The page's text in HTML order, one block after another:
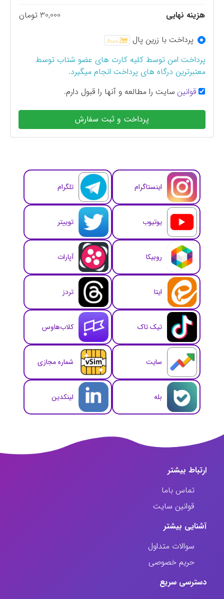
هزینه نهایی
30,000 تومان
پرداخت با زرین پال
پرداخت امن توسط کلیه کارت های عضو شتاب توسط
معتبرترین درگاه های پرداخت انجام میگیرد.
قوانین سایت را مطالعه و آنها را قبول دارم.
پرداخت و ثبت سفارش
اینستاگرام تلگرام
یوتیوب توییتر
روبیکا آپارات
ایتا تردز
تیک تاک کلاب‌هاوس
سایت شماره مجازی
بله لینکدین
ارتباط‌ بیشتر
تماس باما
قوانین سایت
آشنایی بیشتر
سوالات متداول
حریم خصوصی
دسترسی سریع